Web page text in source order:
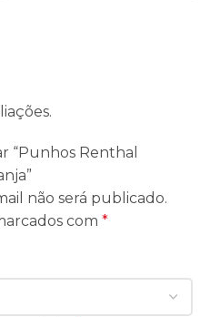
“Punhos Renthal
não será publicado.
com *